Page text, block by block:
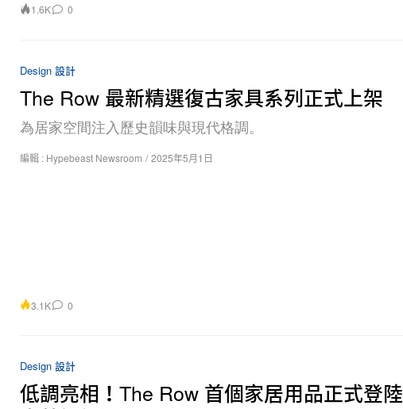
1.6K 0
Design 設計
The Row 最新精選復古家具系列正式上架
為居家空間注入歷史韻味與現代格調。
編輯 : Hypebeast Newsroom / 2025年5月1日
3.1K 0
Design 設計
低調亮相！The Row 首個家居用品正式登陸